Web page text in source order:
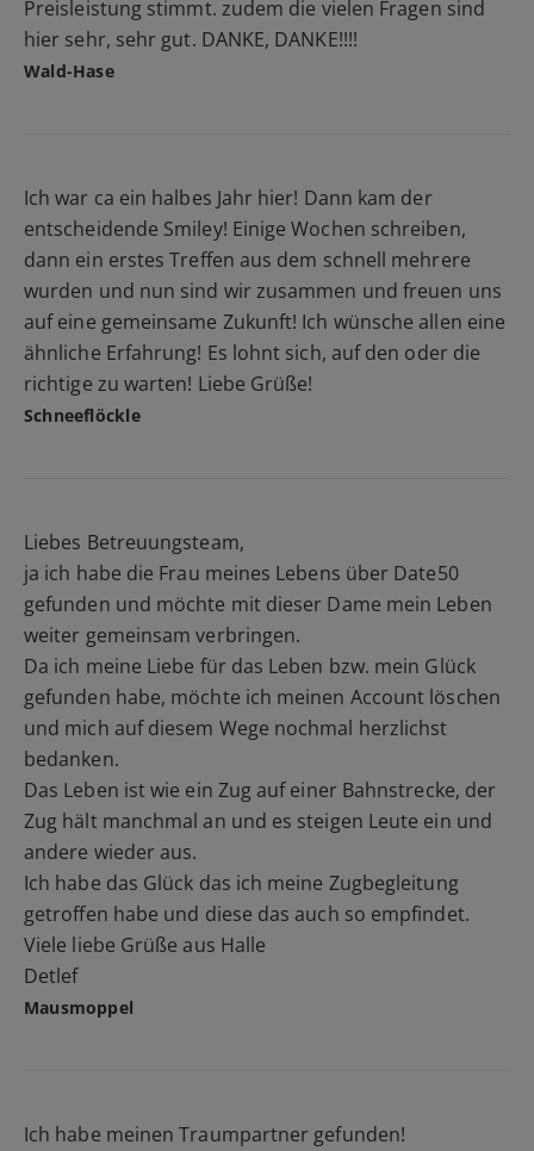
Preisleistung stimmt. zudem die vielen Fragen sind
hier sehr, sehr gut. DANKE, DANKE!!!!
Wald-Hase
Ich war ca ein halbes Jahr hier! Dann kam der
entscheidende Smiley! Einige Wochen schreiben,
dann ein erstes Treffen aus dem schnell mehrere
wurden und nun sind wir zusammen und freuen uns
auf eine gemeinsame Zukunft! Ich wünsche allen eine
ähnliche Erfahrung! Es lohnt sich, auf den oder die
richtige zu warten! Liebe Grüße!
Schneeflöckle
Liebes Betreuungsteam,
ja ich habe die Frau meines Lebens über Date50
gefunden und möchte mit dieser Dame mein Leben
weiter gemeinsam verbringen.
Da ich meine Liebe für das Leben bzw. mein Glück
gefunden habe, möchte ich meinen Account löschen
und mich auf diesem Wege nochmal herzlichst
bedanken.
Das Leben ist wie ein Zug auf einer Bahnstrecke, der
Zug hält manchmal an und es steigen Leute ein und
andere wieder aus.
Ich habe das Glück das ich meine Zugbegleitung
getroffen habe und diese das auch so empfindet.
Viele liebe Grüße aus Halle
Detlef
Mausmoppel
Ich habe meinen Traumpartner gefunden!